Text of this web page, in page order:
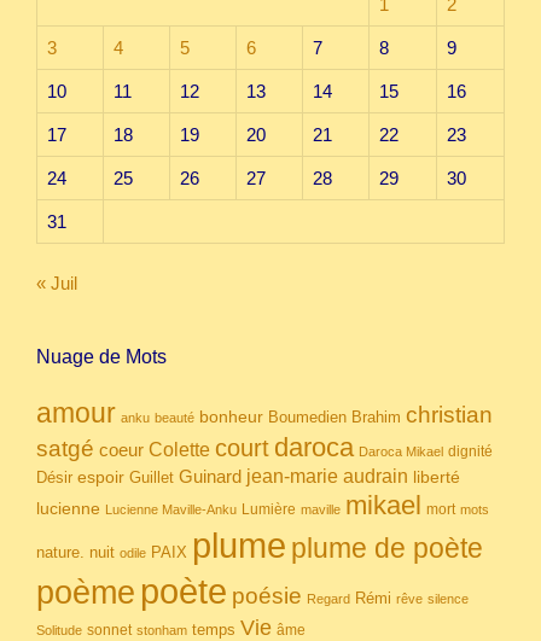
1 2
3 4 5 6 7 8 9
10 11 12 13 14 15 16
17 18 19 20 21 22 23
24 25 26 27 28 29 30
31
« Juil
Nuage de Mots
amour anku beauté bonheur Boumedien Brahim christian
satgé coeur Colette court daroca Daroca Mikael dignité
Désir espoir Guillet Guinard jean-marie audrain liberté
lucienne Lucienne Maville-Anku Lumière maville mikael mort mots
nature. nuit odile PAIX plume plume de poète
poème poète poésie Regard Rémi rêve silence
Solitude sonnet stonham temps Vie âme